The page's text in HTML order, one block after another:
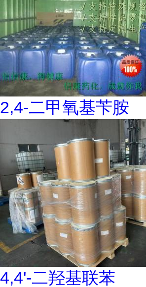
2,4-二甲氧基苄胺
4,4'-二羟基联苯